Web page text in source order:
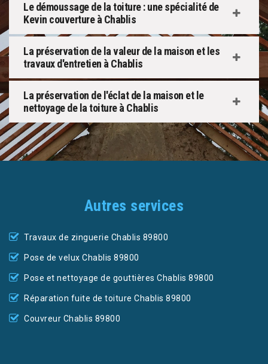
Le démoussage de la toiture : une spécialité de
Kevin couverture à Chablis
La préservation de la valeur de la maison et les
travaux d'entretien à Chablis
La préservation de l'éclat de la maison et le
nettoyage de la toiture à Chablis
Autres services
Travaux de zinguerie Chablis 89800
Pose de velux Chablis 89800
Pose et nettoyage de gouttières Chablis 89800
Réparation fuite de toiture Chablis 89800
Couvreur Chablis 89800